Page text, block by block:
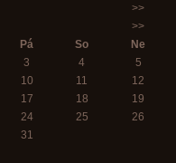
>>
>>
Pá So
Ne
3 4
5
10 11
12
17 18
19
24 25
26
31